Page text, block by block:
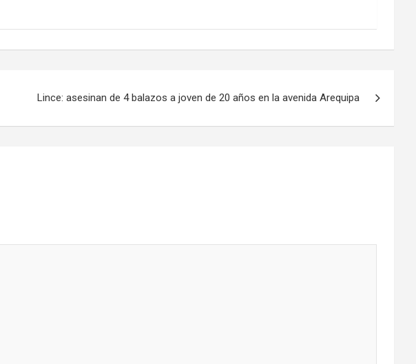
Lince: asesinan de 4 balazos a joven de 20 años en la avenida Arequipa